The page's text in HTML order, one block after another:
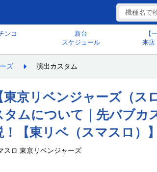
ンコ
新台
スケジュール
【
来店
ズ 演出カスタム
東京リベンジャーズ（ス
タムについて｜先バブカ
！【東リベ（スマスロ）】
スロ 東京リベンジャーズ